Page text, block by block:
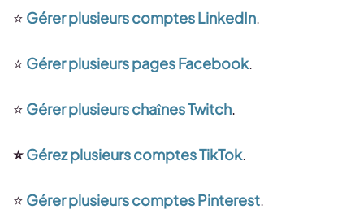
⭐️ Gérer plusieurs comptes LinkedIn.
⭐️ Gérer plusieurs pages Facebook.
⭐️ Gérer plusieurs chaînes Twitch.
⭐️Gérez plusieurs comptes TikTok.
⭐️ Gérer plusieurs comptes Pinterest.